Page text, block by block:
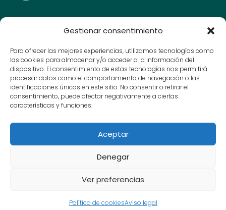
Gestionar consentimiento
Para ofrecer las mejores experiencias, utilizamos tecnologías como
las cookies para almacenar y/o acceder a la información del
dispositivo. El consentimiento de estas tecnologías nos permitirá
procesar datos como el comportamiento de navegación o las
identificaciones únicas en este sitio. No consentir o retirar el
consentimiento, puede afectar negativamente a ciertas
características y funciones.
Aceptar
Denegar
Ver preferencias
Política de cookiesAviso legal
Guías y consejos para amantes del bonsái, cuida y
© Bonsai Urbano 2025
Contacto
Aviso Legal
Política de Privacidad
Política de cookies